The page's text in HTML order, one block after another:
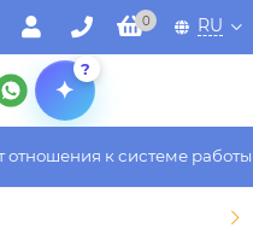
0 RU
?
к системе работы